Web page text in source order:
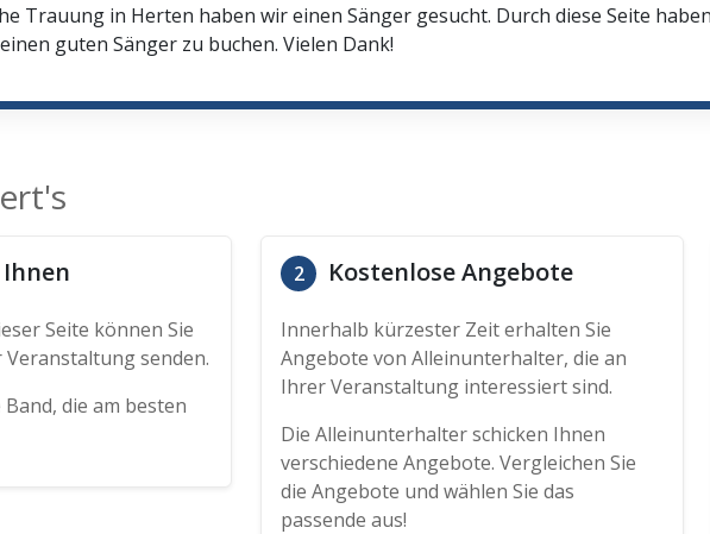
Trauung in Herten haben wir einen Sänger gesucht. Durch diese Seite
guten Sänger zu buchen. Vielen Dank!
Seite können Sie
senden.
die am besten
2 Kostenlose Angebote
Innerhalb kürzester Zeit erhalten Sie
Angebote von Alleinunterhalter, die an
Ihrer Veranstaltung interessiert sind.
Die Alleinunterhalter schicken Ihnen
verschiedene Angebote. Vergleichen Sie
die Angebote und wählen Sie das
passende aus!